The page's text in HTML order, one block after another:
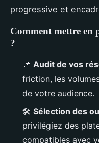
progressive et
Comment mettre en
?
📌 Audit de vos
friction, les
de votre audience.
🛠️ Sélection des
privilégiez des
compatibles avec